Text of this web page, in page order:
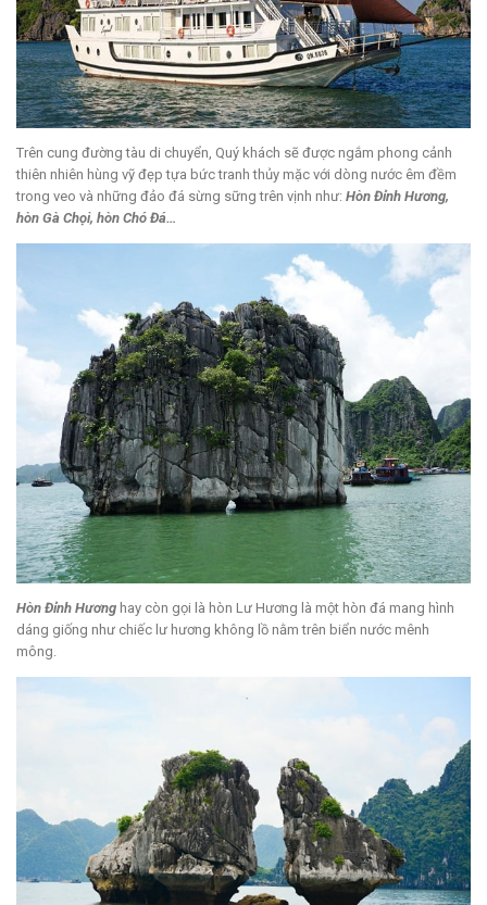
Trên cung đường tàu di chuyển, Quý khách sẽ được ngắm phong cảnh
thiên nhiên hùng vỹ đẹp tựa bức tranh thủy mặc với dòng nước êm đềm
trong veo và những đảo đá sừng sững trên vịnh như: Hòn Đỉnh Hương,
hòn Gà Chọi, hòn Chó Đá…
Hòn Đỉnh Hương hay còn gọi là hòn Lư Hương là một hòn đá mang hình
dáng giống như chiếc lư hương không lồ nằm trên biển nước mênh
mông.